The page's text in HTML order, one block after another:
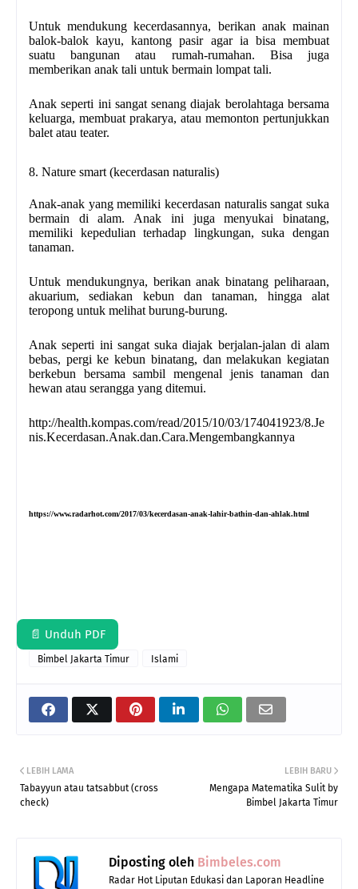
Untuk mendukung kecerdasannya, berikan anak mainan
balok-balok kayu, kantong pasir agar ia bisa membuat
suatu bangunan atau rumah-rumahan. Bisa juga
memberikan anak tali untuk bermain lompat tali.
Anak seperti ini sangat senang diajak berolahtaga bersama
keluarga, membuat prakarya, atau memonton pertunjukkan
balet atau teater.
8. Nature smart (kecerdasan naturalis)
Anak-anak yang memiliki kecerdasan naturalis sangat suka
bermain di alam. Anak ini juga menyukai binatang,
memiliki kepedulian terhadap lingkungan, suka dengan
tanaman.
Untuk mendukungnya, berikan anak binatang peliharaan,
akuarium, sediakan kebun dan tanaman, hingga alat
teropong untuk melihat burung-burung.
Anak seperti ini sangat suka diajak berjalan-jalan di alam
bebas, pergi ke kebun binatang, dan melakukan kegiatan
berkebun bersama sambil mengenal jenis tanaman dan
hewan atau serangga yang ditemui.
http://health.kompas.com/read/2015/10/03/174041923/8.Je
nis.Kecerdasan.Anak.dan.Cara.Mengembangkannya
https://www.radarhot.com/2017/03/kecerdasan-anak-lahir-bathin-dan-ahlak.html
📄 Unduh PDF
Bimbel Jakarta Timur Islami
LEBIH BARU
Mengapa Matematika Sulit by
Bimbel Jakarta Timur
LEBIH LAMA
Tabayyun atau tatsabbut (cross
check)
Diposting oleh Bimbeles.com
Radar Hot Liputan Edukasi dan Laporan Headline